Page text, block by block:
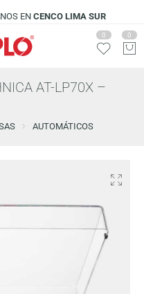
LIMA SUR
0 0
AT-LP70X –
AUTOMÁTICOS